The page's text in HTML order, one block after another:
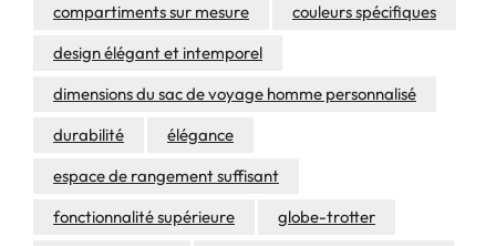
compartiments sur mesure
couleurs spécifiques
design élégant et intemporel
dimensions du sac de voyage homme personnalisé
durabilité
élégance
espace de rangement suffisant
fonctionnalité supérieure
globe-trotter